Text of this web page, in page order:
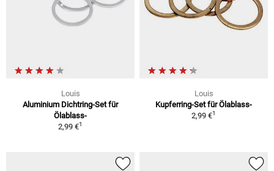
Louis
Aluminium Dichtring-Set für
Ölablass-
2,99 €1
Louis
Kupferring-Set für Ölablass-
2,99 €1